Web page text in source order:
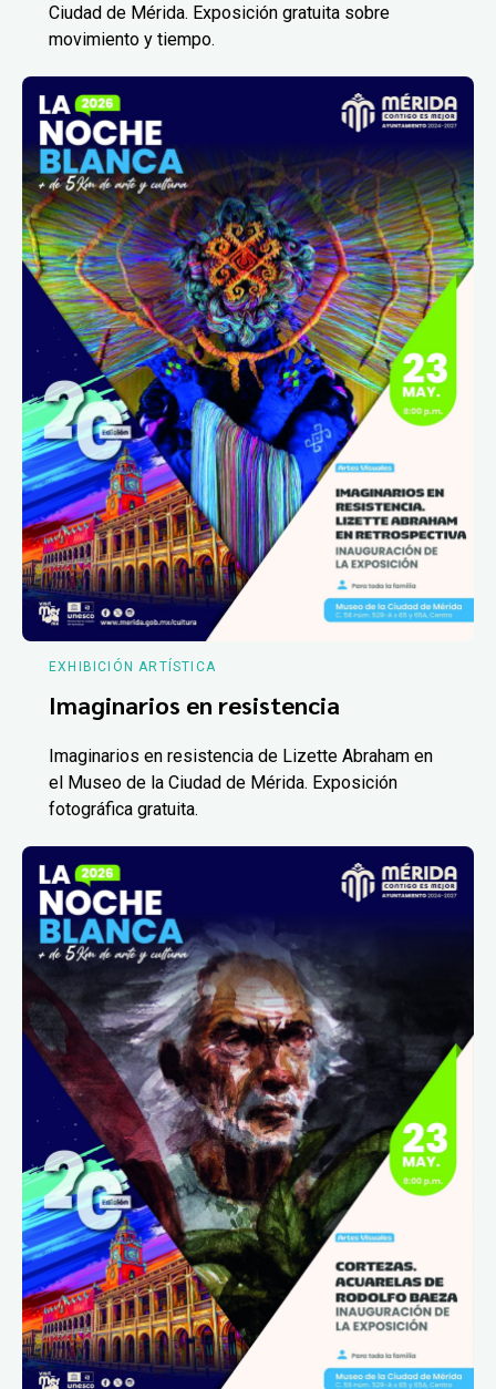
Ciudad de Mérida. Exposición gratuita sobre
movimiento y tiempo.
EXHIBICIÓN ARTÍSTICA
Imaginarios en resistencia
Imaginarios en resistencia de Lizette Abraham en
el Museo de la Ciudad de Mérida. Exposición
fotográfica gratuita.